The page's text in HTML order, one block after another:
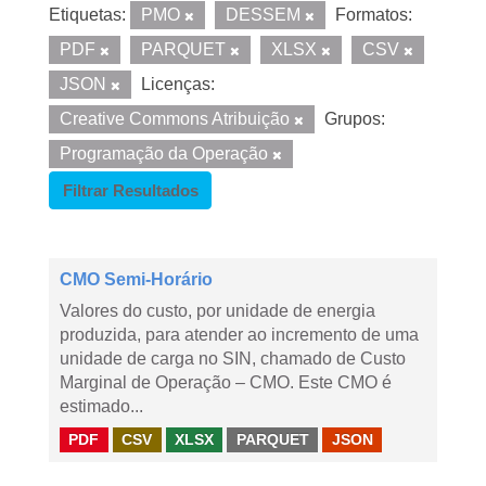
Etiquetas: PMO DESSEM
Formatos:
PDF
PARQUET XLSX
CSV
JSON
Licenças:
Creative Commons Atribuição
Grupos:
Programação da Operação
Filtrar Resultados
CMO Semi-Horário
Valores do custo, por unidade de energia
produzida, para atender ao incremento de uma
unidade de carga no SIN, chamado de Custo
Marginal de Operação – CMO. Este CMO é
estimado...
PDF CSV XLSX PARQUET JSON